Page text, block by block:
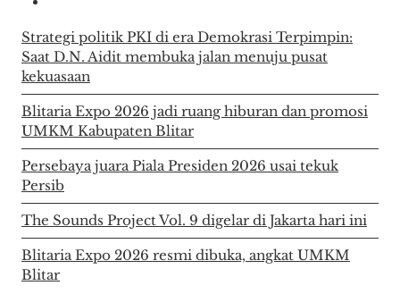
Strategi politik PKI di era Demokrasi Terpimpin:
Saat D.N. Aidit membuka jalan menuju pusat
kekuasaan
Blitaria Expo 2026 jadi ruang hiburan dan promosi
UMKM Kabupaten Blitar
Persebaya juara Piala Presiden 2026 usai tekuk
Persib
The Sounds Project Vol. 9 digelar di Jakarta hari ini
Blitaria Expo 2026 resmi dibuka, angkat UMKM
Blitar